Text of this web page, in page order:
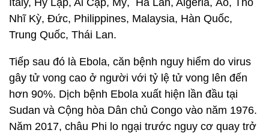
Italy, Hy Lạp, Ai Cập, Mỹ, Hà Lan, Algeria, Áo, Thổ
Nhĩ Kỳ, Đức, Philippines, Malaysia, Hàn Quốc,
Trung Quốc, Thái Lan.
Tiếp sau đó là Ebola, căn bệnh nguy hiểm do virus
gây tử vong cao ở người với tỷ lệ tử vong lên đến
hơn 90%. Dịch bệnh Ebola xuất hiện lần đầu tại
Sudan và Cộng hòa Dân chủ Congo vào năm 1976.
Năm 2017, châu Phi lo ngại trước nguy cơ quay trở